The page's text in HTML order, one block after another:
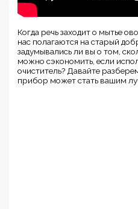
Когда речь заходит о мытье
нас полагаются на старый
задумывались ли вы о том,
можно сэкономить, если
очиститель? Давайте
прибор может стать вашим